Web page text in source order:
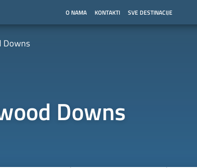
O NAMA KONTAKTI SVE DESTINACIJE
Downs
Downs